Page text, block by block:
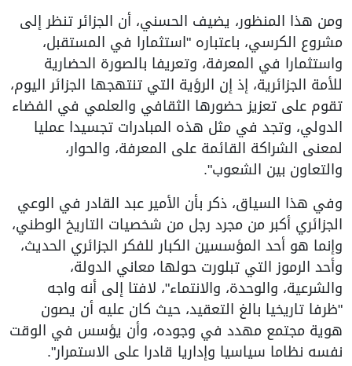
ومن هذا المنظور، يضيف الحسني، أن الجزائر تنظر إلى
مشروع الكرسي، باعتباره "استثمارا في المستقبل،
واستثمارا في المعرفة، وتعريفا بالصورة الحضارية
للأمة الجزائرية، إذ إن الرؤية التي تنتهجها الجزائر اليوم،
تقوم على تعزيز حضورها الثقافي والعلمي في الفضاء
الدولي، وتجد في مثل هذه المبادرات تجسيدا عمليا
لمعنى الشراكة القائمة على المعرفة، والحوار،
والتعاون بين الشعوب".
وفي هذا السياق، ذكر بأن الأمير عبد القادر في الوعي
الجزائري أكبر من مجرد رجل من شخصيات التاريخ الوطني،
وإنما هو أحد المؤسسين الكبار للفكر الجزائري الحديث،
وأحد الرموز التي تبلورت حولها معاني الدولة،
والشرعية، والوحدة، والانتماء"، لافتا إلى أنه واجه
"ظرفا تاريخيا بالغ التعقيد، حيث كان عليه أن يصون
هوية مجتمع مهدد في وجوده، وأن يؤسس في الوقت
نفسه نظاما سياسيا وإداريا قادرا على الاستمرار".